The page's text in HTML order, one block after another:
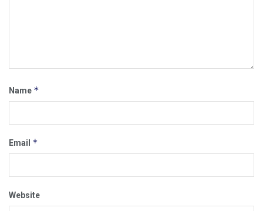
Name *
Email *
Website